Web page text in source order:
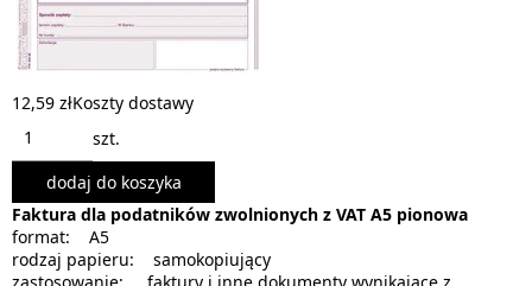
12,59 złKoszty dostawy
szt.
dodaj do koszyka
Faktura dla podatników zwolnionych z VAT A5 pionowa
format: A5
rodzaj papieru: samokopiujący